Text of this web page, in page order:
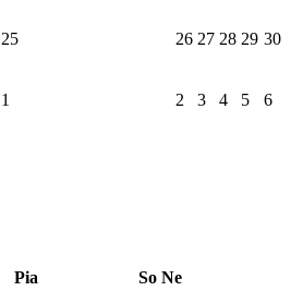
25 26 27 28 29 30
1 2 3 4 5 6
Pia So Ne